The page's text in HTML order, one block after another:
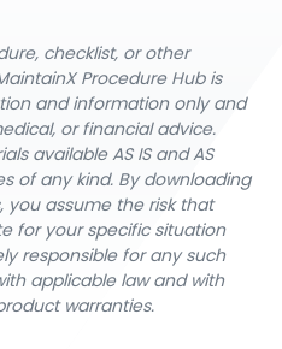
checklist, or other
Procedure Hub is
and information only and
or financial advice.
available AS IS and AS
of any kind. By downloading
you assume the risk that
for your specific situation
responsible for any such
applicable law and with
warranties.